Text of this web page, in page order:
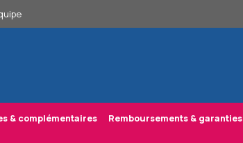
& complémentaires Remboursements & garanties